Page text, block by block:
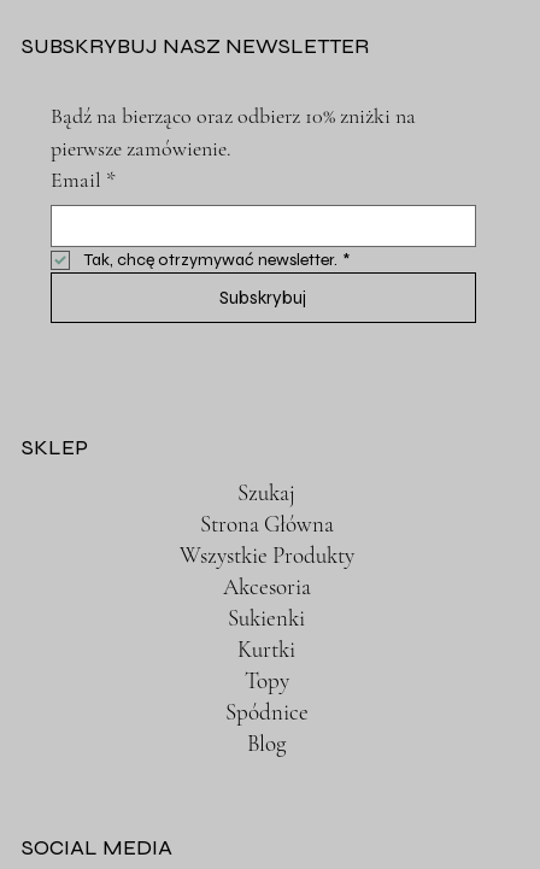
SUBSKRYBUJ NASZ NEWSLETTER
Bądź na bierząco oraz odbierz 10% zniżki na
pierwsze zamówienie.
Email *
Tak, chcę otrzymywać newsletter. *
Subskrybuj
SKLEP
Szukaj
Strona Główna
Wszystkie Produkty
Akcesoria
Sukienki
Kurtki
Topy
Spódnice
Blog
SOCIAL MEDIA